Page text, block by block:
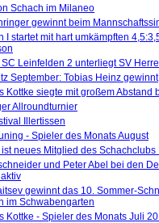
Schach im Milaneo
gewinnt beim
I startet mit hart umkämpften
Leinfelden 2 unterliegt SV
September: Tobias Heinz gewinnt
Kottke siegte mit großem
Allroundturnier
Illertissen
- Spieler des Monats August
ist neues Mitglied des
und Peter Abel bei den
gewinnt das 10. Sommer-
im Schwabengarten
Kottke - Spieler des Monats Juli